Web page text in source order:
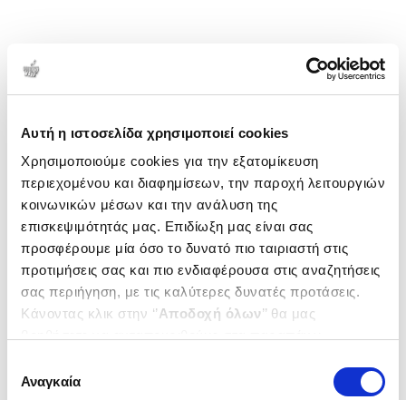
Αυτή η ιστοσελίδα χρησιμοποιεί cookies
Χρησιμοποιούμε cookies για την εξατομίκευση
περιεχομένου και διαφημίσεων, την παροχή λειτουργιών
κοινωνικών μέσων και την ανάλυση της
επισκεψιμότητάς μας. Επιδίωξη μας είναι σας
προσφέρουμε μία όσο το δυνατό πιο ταιριαστή στις
προτιμήσεις σας και πιο ενδιαφέρουσα στις αναζητήσεις
σας περιήγηση, με τις καλύτερες δυνατές προτάσεις.
Κάνοντας κλικ στην ‘’Αποδοχή όλων’’ θα μας
ενδιαφέρουν και να επιλέξετε από τα παρακάτω με την
συγκατάθεσης
Αναγκαία